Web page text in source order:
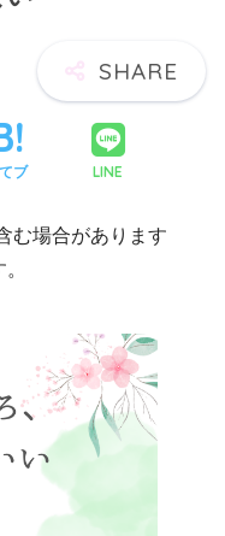
ブ LINE
む場合があります